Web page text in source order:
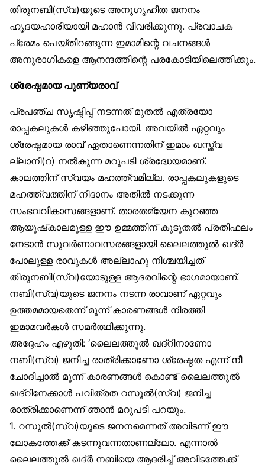
തിരുനബി(സ്വ)യുടെ അനുഗൃഹീത ജനനം
ഹൃദയഹാരിയായി മഹാൻ വിവരിക്കുന്നു. പ്രവാചക
പ്രേമം പെയ്തിറങ്ങുന്ന ഇമാമിന്റെ വചനങ്ങൾ
അനുരാഗികളെ ആനന്ദത്തിന്റെ പരകോടിയിലെത്തിക്കും.
ശ്രേഷ്ഠമായ പുണ്യരാവ്
പ്രപഞ്ച സൃഷ്ടിപ്പ് നടന്നത് മുതൽ എത്രയോ
രാപ്പകലുകൾ കഴിഞ്ഞുപോയി. അവയിൽ ഏറ്റവും
ശ്രേഷ്ഠമായ രാവ് ഏതാണെന്നതിന് ഇമാം ഖസ്ത്വ
ല്ലാനി(റ) നൽകുന്ന മറുപടി ശ്രദ്ധേയമാണ്.
കാലത്തിന് സ്വയം മഹത്ത്വമില്ല. രാപ്പകലുകളുടെ
മഹത്ത്വത്തിന് നിദാനം അതിൽ നടക്കുന്ന
സംഭവവികാസങ്ങളാണ്. താരതമ്യേന കുറഞ്ഞ
ആയുഷ്‌കാലമുള്ള ഈ ഉമ്മത്തിന് കൂടുതൽ പ്രതിഫലം
നേടാൻ സുവർണാവസരങ്ങളായി ലൈലത്തുൽ ഖദ്ർ
പോലുള്ള രാവുകൾ അല്ലാഹു നിശ്ചയിച്ചത്
തിരുനബി(സ്വ)യോടുള്ള ആദരവിന്റെ ഭാഗമായാണ്.
നബി(സ്വ)യുടെ ജനനം നടന്ന രാവാണ് ഏറ്റവും
ഉത്തമമായതെന്ന് മൂന്ന് കാരണങ്ങൾ നിരത്തി
ഇമാമവർകൾ സമർത്ഥിക്കുന്നു.
അദ്ദേഹം എഴുതി: ‘ലൈലത്തുൽ ഖദ്‌റിനാണോ
നബി(സ്വ) ജനിച്ച രാത്രിക്കാണോ ശ്രേഷ്ഠത എന്ന് നീ
ചോദിച്ചാൽ മൂന്ന് കാരണങ്ങൾ കൊണ്ട് ലൈലത്തുൽ
ഖദ്‌റിനേക്കാൾ പവിത്രത റസൂൽ(സ്വ) ജനിച്ച
രാത്രിക്കാണെന്ന് ഞാൻ മറുപടി പറയും.
1. റസൂൽ(സ്വ)യുടെ ജനനമെന്നത് അവിടന്ന് ഈ
ലോകത്തേക്ക് കടന്നുവന്നതാണല്ലോ. എന്നാൽ
ലൈലത്തുൽ ഖദ്ർ നബിയെ ആദരിച്ച് അവിടത്തേക്ക്